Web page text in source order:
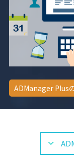
ADManager Plus